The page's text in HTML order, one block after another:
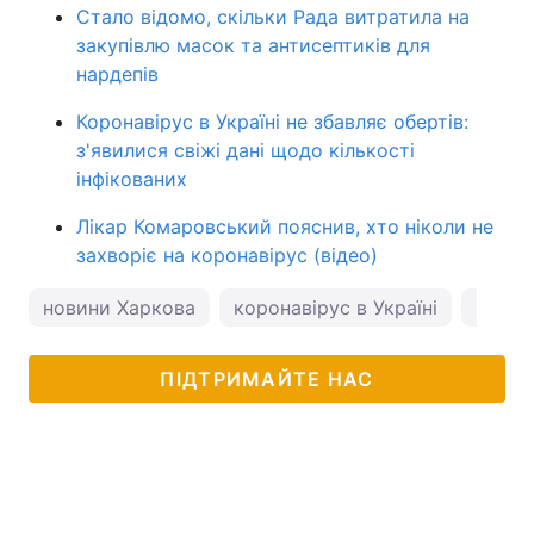
Стало відомо, скільки Рада витратила на
закупівлю масок та антисептиків для
нардепів
Коронавірус в Україні не збавляє обертів:
з'явилися свіжі дані щодо кількості
інфікованих
Лікар Комаровський пояснив, хто ніколи не
захворіє на коронавірус (відео)
новини Харкова коронавірус в Україні
ПІДТРИМАЙТЕ НАС